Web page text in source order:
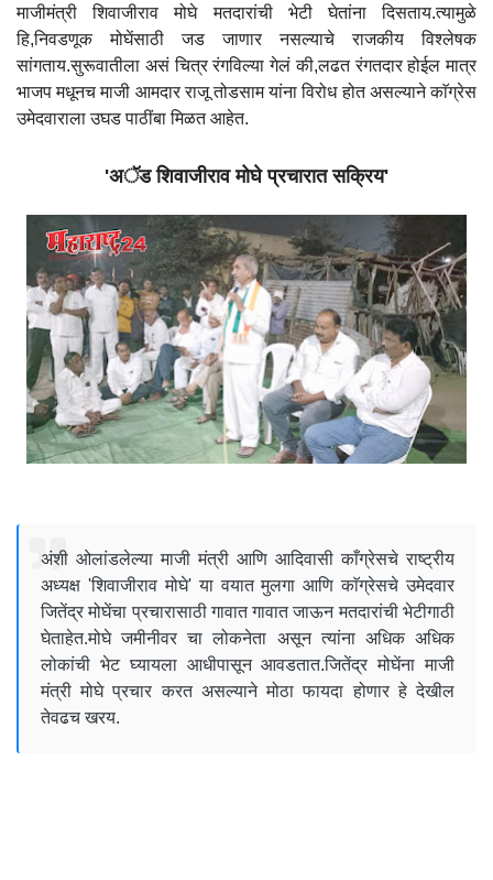
माजीमंत्री शिवाजीराव मोघे मतदारांची भेटी घेतांना दिसताय.त्यामुळे
हि,निवडणूक मोघेंसाठी जड जाणार नसल्याचे राजकीय विश्लेषक
सांगताय.सुरूवातीला असं चित्र रंगविल्या गेलं की,लढत रंगतदार होईल मात्र
भाजप मधूनच माजी आमदार राजू तोडसाम यांना विरोध होत असल्याने काॅग्रेस
उमेदवाराला उघड पाठींबा मिळत आहेत.
'अॅड शिवाजीराव मोघे प्रचारात सक्रिय'
अंशी ओलांडलेल्या माजी मंत्री आणि आदिवासी काँग्रेसचे राष्ट्रीय
अध्यक्ष 'शिवाजीराव मोघे' या वयात मुलगा आणि काॅग्रेसचे उमेदवार
जितेंद्र मोघेंचा प्रचारासाठी गावात गावात जाऊन मतदारांची भेटीगाठी
घेताहेत.मोघे जमीनीवर चा लोकनेता असून त्यांना अधिक अधिक
लोकांची भेट घ्यायला आधीपासून आवडतात.जितेंद्र मोघेंना माजी
मंत्री मोघे प्रचार करत असल्याने मोठा फायदा होणार हे देखील
तेवढच खरय.